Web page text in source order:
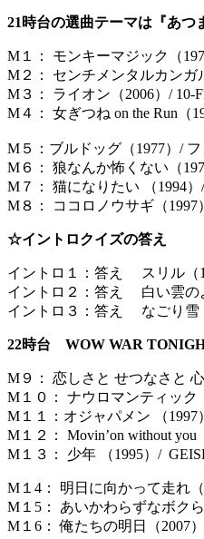
21時台の選曲テーマは『あつ
M１： モンキーマジック（
M２： センチメンタルカンガ
M３： ライオン（2006）/ 10-
M４： 女ぎつね on the Run（
M５：ブルドッグ（1977）/
M６： 狼なんか怖くない（
M７： 猫になりたい （1994
M８： ココロノウサギ（1997
☆イントロクイズの答え
イントロ１：答え スリル（
イントロ２：答え 白い雲の
イントロ３：答え なごり雪
22時台 WOW WAR
M９： 恋しさと せつなさと
M１０： ナウロマンティック
M１１：オジャパメン （
M１２： Movin’on without
M１３： 少年 （1995）/
M１4： 明日に向かって走れ
M１5： あいかわらずなボク
M１6： 俺たちの明日（2007